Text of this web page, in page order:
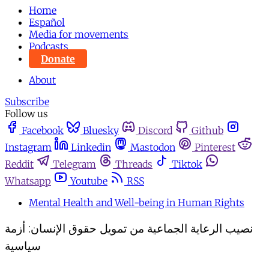
Home
Español
Media for movements
Podcasts
Donate
About
Subscribe
Follow us
Facebook
Bluesky Discord
Github
Instagram
Linkedin Mastodon
Pinterest
Reddit
Telegram Threads
Tiktok
Whatsapp
Youtube
RSS
Mental Health and Well-being in Human Rights
نصيب الرعاية الجماعية من تمويل حقوق الإنسان: أزمة
سياسية